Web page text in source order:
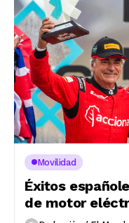
Movilidad
Éxitos
de motor